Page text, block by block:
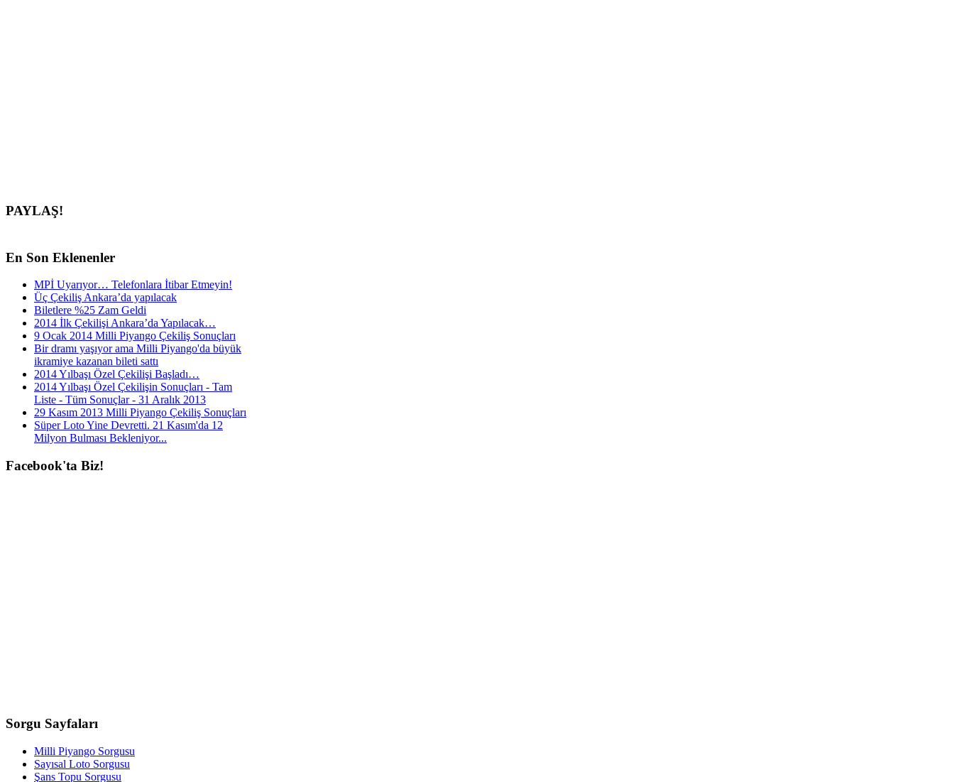
PAYLAŞ!
En Son Eklenenler
MPİ Uyarıyor… Telefonlara İtibar Etmeyin!
Üç Çekiliş Ankara’da yapılacak
Biletlere %25 Zam Geldi
2014 İlk Çekilişi Ankara’da Yapılacak…
9 Ocak 2014 Milli Piyango Çekiliş Sonuçları
Bir dramı yaşıyor ama Milli Piyango'da büyük
ikramiye kazanan bileti sattı
2014 Yılbaşı Özel Çekilişi Başladı…
2014 Yılbaşı Özel Çekilişin Sonuçları - Tam
Liste - Tüm Sonuçlar - 31 Aralık 2013
29 Kasım 2013 Milli Piyango Çekiliş Sonuçları
Süper Loto Yine Devretti. 21 Kasım'da 12
Milyon Bulması Bekleniyor...
Facebook'ta Biz!
Sorgu Sayfaları
Milli Piyango Sorgusu
Sayısal Loto Sorgusu
Şans Topu Sorgusu